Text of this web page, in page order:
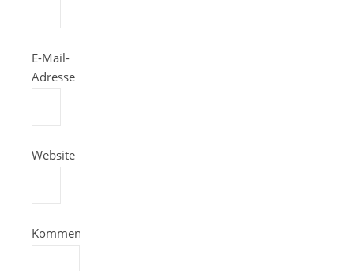
E-Mail-
Adresse
Website
Kommentieren